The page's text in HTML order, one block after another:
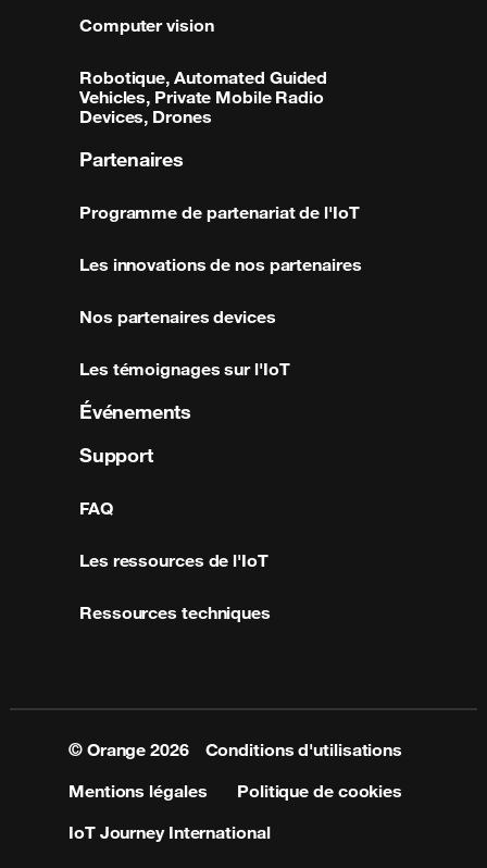
Computer vision
Robotique, Automated Guided
Vehicles, Private Mobile Radio
Devices, Drones
Partenaires
Programme de partenariat de l'IoT
Les innovations de nos partenaires
Nos partenaires devices
Les témoignages sur l'IoT
Événements
Support
FAQ
Les ressources de l'IoT
Ressources techniques
© Orange2026
Conditions d'utilisations
Mentions légales
Politique de cookies
IoT Journey International